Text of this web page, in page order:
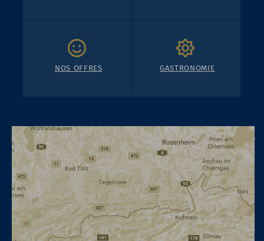
NOS OFFRES GASTRONOMIE